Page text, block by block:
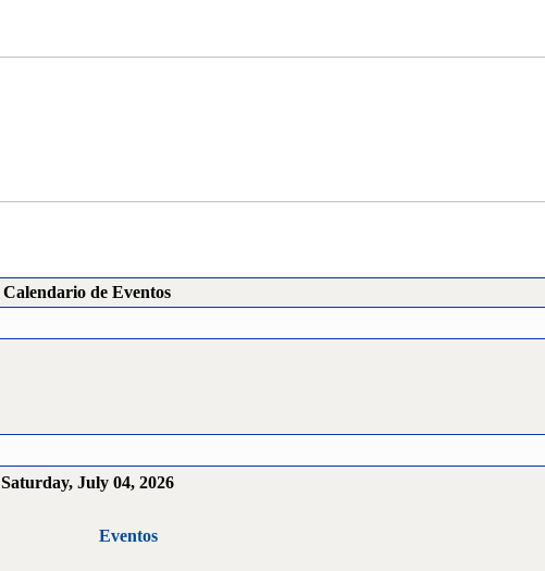
Calendario de Eventos
Saturday, July 04, 2026
Eventos